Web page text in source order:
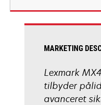
new
MARKETING
Lexmark
tilbyder
avanceret